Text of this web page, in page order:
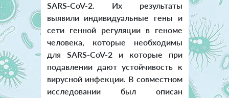
SARS-CoV-2. Их результаты
выявили индивидуальные гены и
сети генной регуляции в геноме
человека, которые необходимы
для SARS-CoV-2 и которые при
подавлении дают устойчивость к
вирусной инфекции. В совместном
исследовании был описан